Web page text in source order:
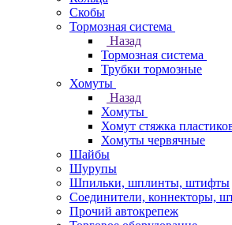
Скобы
Тормозная система
Назад
Тормозная система
Трубки тормозные
Хомуты
Назад
Хомуты
Хомут стяжка
Хомуты червячные
Шайбы
Шурупы
Шпильки, шплинты, штифты
Соединители, коннекторы,
Прочий автокрепеж